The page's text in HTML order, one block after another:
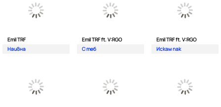
Emil TRF
Наивна
Emil TRF ft. V:RGO
С теб
Emil TRF ft. V:RGO
Искам пак